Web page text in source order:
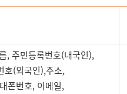
, 주민등록번호(내국인),
호(외국인),주소,
폰번호, 이메일,